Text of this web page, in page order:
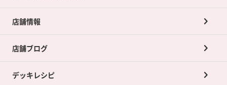
店舗情報
店舗ブログ
デッキレシピ